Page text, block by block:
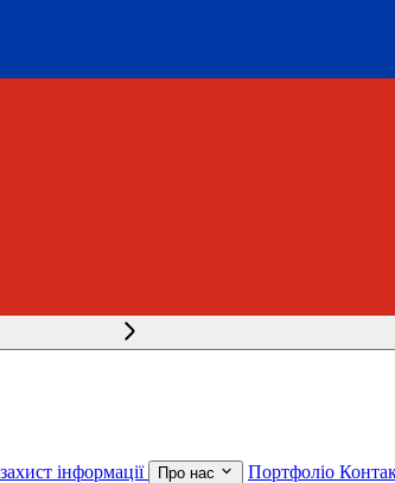
інформації Про нас Портфоліо